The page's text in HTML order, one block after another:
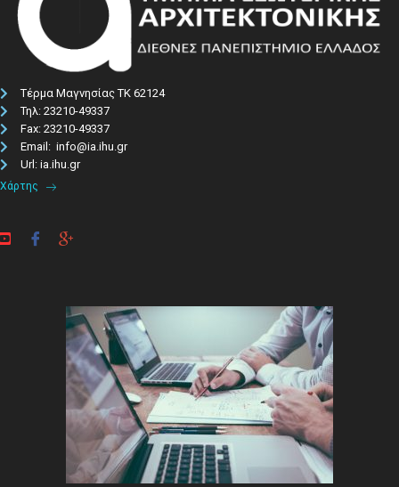
Τέρμα Μαγνησίας ΤΚ 62124
Τηλ: 23210-49337​
Fax: 23210-49337
Email: info@ia.ihu.gr
Url: ia.ihu.gr
Χάρτης